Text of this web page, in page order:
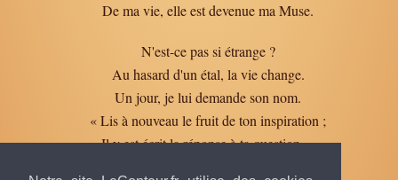
De ma vie, elle est devenue ma Muse.
N'est-ce pas si étrange ?
Au hasard d'un étal, la vie change.
Un jour, je lui demande son nom.
« Lis à nouveau le fruit de ton inspiration ;
Il y est écrit la réponse à ta question. »